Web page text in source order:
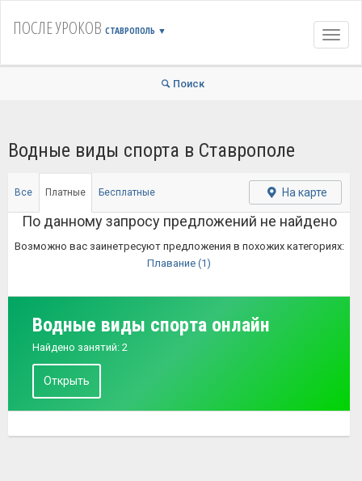
ПОСЛЕ УРОКОВ СТАВРОПОЛЬ ▼
Поиск
Водные виды спорта в Ставрополе
Все Платные Бесплатные На карте
По данному запросу предложений не найдено
Возможно вас заинетресуют предложения в похожих категориях:
Плавание (1)
Водные виды спорта онлайн
Найдено занятий: 2
Открыть